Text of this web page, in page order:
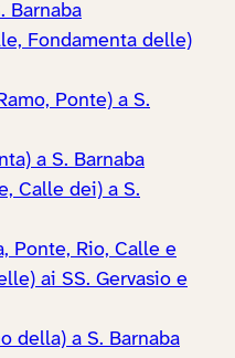
Barnaba
Fondamenta delle)
Ponte) a S.
a S. Barnaba
Calle dei) a S.
Ponte, Rio, Calle e
ai SS. Gervasio e
della) a S. Barnaba